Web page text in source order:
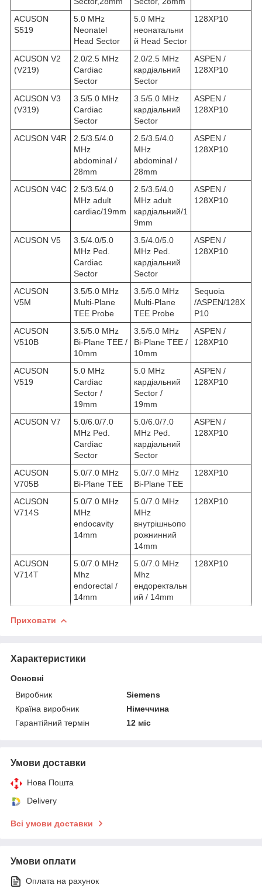
ACUSON
S519
5.0 MHz
Neonatel
Head Sector
5.0 MHz
неонатальни
й Head Sector
128XP10
ACUSON V2
(V219)
2.0/2.5 MHz
Cardiac
Sector
2.0/2.5 MHz
кардіальний
Sector
ASPEN /
128XP10
ACUSON V3
(V319)
3.5/5.0 MHz
Cardiac
Sector
3.5/5.0 MHz
кардіальний
Sector
ASPEN /
128XP10
ACUSON V4R
2.5/3.5/4.0
MHz
abdominal /
28mm
2.5/3.5/4.0
MHz
abdominal /
28mm
ASPEN /
128XP10
ACUSON V4C
2.5/3.5/4.0
MHz adult
cardiac/19mm
2.5/3.5/4.0
MHz adult
кардіальний/1
9mm
ASPEN /
128XP10
ACUSON V5
3.5/4.0/5.0
MHz Ped.
Cardiac
Sector
3.5/4.0/5.0
MHz Ped.
кардіальний
Sector
ASPEN /
128XP10
ACUSON
V5M
3.5/5.0 MHz
Multi-Plane
TEE Probe
3.5/5.0 MHz
Multi-Plane
TEE Probe
Sequoia
/ASPEN/128X
P10
ACUSON
V510B
3.5/5.0 MHz
Bi-Plane TEE /
10mm
3.5/5.0 MHz
Bi-Plane TEE /
10mm
ASPEN /
128XP10
ACUSON
V519
5.0 MHz
Cardiac
Sector /
19mm
5.0 MHz
кардіальний
Sector /
19mm
ASPEN /
128XP10
ACUSON V7
5.0/6.0/7.0
MHz Ped.
Cardiac
Sector
5.0/6.0/7.0
MHz Ped.
кардіальний
Sector
ASPEN /
128XP10
ACUSON
V705B
5.0/7.0 MHz
Bi-Plane TEE
5.0/7.0 MHz
Bi-Plane TEE
128XP10
ACUSON
V714S
5.0/7.0 MHz
MHz
endocavity
14mm
5.0/7.0 MHz
MHz
внутрішньопо
рожнинний
14mm
128XP10
ACUSON
V714T
5.0/7.0 MHz
Mhz
endorectal /
14mm
5.0/7.0 MHz
Mhz
ендоректальн
ий / 14mm
128XP10
Приховати
Характеристики
Основні
Виробник
Siemens
Країна виробник
Німеччина
Гарантійний термін
12 міс
Умови доставки
Нова Пошта
Delivery
Всі умови доставки
Умови оплати
Оплата на рахунок